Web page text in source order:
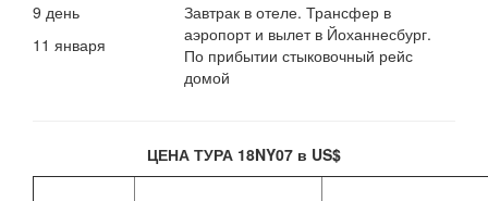
9 день
11 января
Завтрак в отеле. Трансфер в
аэропорт и вылет в Йоханнесбург.
По прибытии стыковочный рейс
домой
ЦЕНА ТУРА 18NY07 в US$